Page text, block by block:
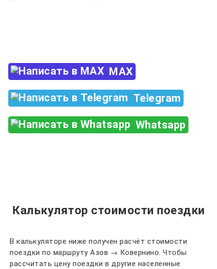
MAX
Telegram
Whatsapp
Калькулятор стоимости поездки
В калькуляторе ниже получен расчёт стоимости
поездки по маршруту Азов → Ковернино. Чтобы
рассчитать цену поездки в другие населенные